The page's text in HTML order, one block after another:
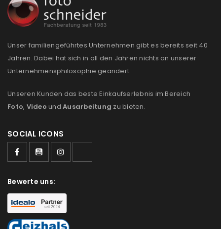
Unser familiengeführtes Unternehmen gibt es bereits seit 40
Jahren. Dabei hat sich in all den Jahren nichts an unserer
Unternehmensphilosophie geändert:
Unseren Kunden das beste Einkaufserlebnis im Bereich
Foto, Video und Ausarbeitung zu bieten.
SOCIAL ICONS
Bewerte uns: